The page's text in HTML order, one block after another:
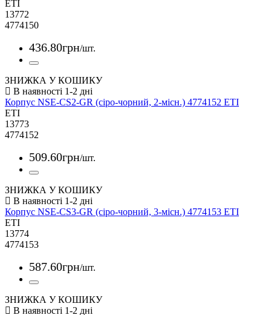
ETI
13772
4774150
436.80грн/шт.
ЗНИЖКА У КОШИКУ
Корпус NSE-CS2-GR (сіро-чорний, 2-місн.) 4774152 ETI
ETI
13773
4774152
509.60грн/шт.
ЗНИЖКА У КОШИКУ
Корпус NSE-CS3-GR (сіро-чорний, 3-місн.) 4774153 ETI
ETI
13774
4774153
587.60грн/шт.
ЗНИЖКА У КОШИКУ